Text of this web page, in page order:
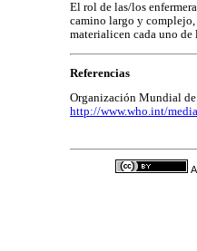
El rol de las/los
camino largo y complejo,
materialicen cada uno
Referencias
Organización Mundial
http://www.who.int/